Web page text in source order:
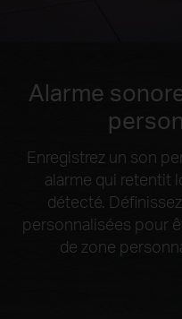
Alarme
Enregistrez un son
alarme qui retentit
détecté.
personnalisées pour
de zone